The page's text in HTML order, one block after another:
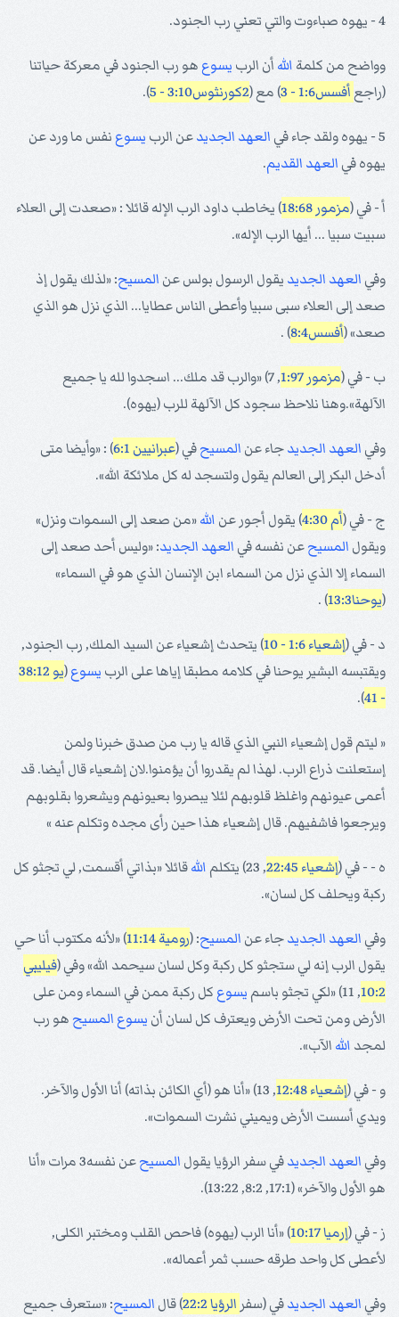
4 - يهوه صباءوت والتي تعني رب الجنود.
وواضح من كلمة الله أن الرب يسوع هو رب الجنود في معركة حياتنا
(راجع أفسس1:6 - 3 ) مع (2كورنثوس3:10 - 5 ).
5 - يهوه ولقد جاء في العهد الجديدعن الرب يسوع نفس ما ورد عن
يهوه في العهد القديم.
أ - في (مزمور 18:68
) يخاطب داود الرب الإله قائلا : «صعدت إلى العلاء
سبيت سبيا ... أيها الرب الإله».
وفي العهد الجديد يقول الرسول بولس عن المسيح: «لذلك يقول إذ
صعد إلى العلاء سبى سبيا وأعطى الناس عطايا... الذي نزل هو الذي
صعد» (أفسس8:4 ) .
ب - في (مزمور 1:97
, 7) «والرب قد ملك... اسجدوا لله يا جميع
الآلهة».وهنا نلاحظ سجود كل الآلهة للرب (يهوه).
وفي العهد الجديدجاء عن المسيحفي (عبرانيين 6:1
) : «وأيضا متى
أدخل البكر إلى العالم يقول ولتسجد له كل ملائكة الله».
ج - في (أم 4:30 ) يقول أجور عن الله«من صعد إلى السموات ونزل»
ويقول المسيحعن نفسه في العهد الجديد: «وليس أحد صعد إلى
السماء إلا الذي نزل من السماء ابن الإنسان الذي هو في السماء»
(يوحنا13:3 ) .
د - في (إشعياء 1:6 - 10
) يتحدث إشعياء عن السيد الملك, رب الجنود,
ويقتبسه البشير يوحنا في كلامه مطبقا إياها على الرب يسوع(
يو 38:12
- 41
).
« ليتم قول إشعياء النبي الذي قاله يا رب من صدق خبرنا ولمن
إستعلنت ذراع الرب. لهذا لم يقدروا أن يؤمنوا.لان إشعياء قال أيضا. قد
أعمى عيونهم واغلظ قلوبهم لئلا يبصروا بعيونهم ويشعروا بقلوبهم
ويرجعوا فاشفيهم. قال إشعياء هذا حين رأى مجده وتكلم عنه »
ه - - في (إشعياء 22:45 , 23) يتكلم اللهقائلا «بذاتي أقسمت, لي تجثو كل
ركبة ويحلف كل لسان».
وفي العهد الجديدجاء عن المسيح: (رومية 11:14
) «لأنه مكتوب أنا حي
يقول الرب إنه لي ستجثو كل ركبة وكل لسان سيحمد الله» وفي (فيليبي
10:2, 11) «لكي تجثو باسم يسوع كل ركبة ممن في السماء ومن على
الأرض ومن تحت الأرض ويعترف كل لسان أن يسوع المسيح هو رب
لمجد الله الآب».
و - في (إشعياء 12:48
, 13) «أنا هو (أي الكائن بذاته) أنا الأول والآخر.
ويدي أسست الأرض ويميني نشرت السموات».
وفي العهد الجديدفي سفر الرؤيا يقول المسيح
عن نفسه3 مرات «أنا
هو الأول والآخر» (17:1, 8:2, 13:22).
ز - في (إرميا 10:17
) «أنا الرب (يهوه) فاحص القلب ومختبر الكلى,
لأعطى كل واحد طرقه حسب ثمر أعماله».
وفي العهد الجديدفي (سفر الرؤيا 22:2 ) قال المسيح: «ستعرف جميع